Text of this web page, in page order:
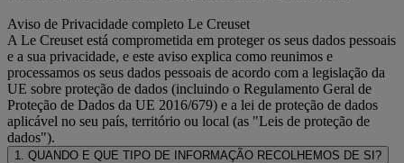
Aviso de Privacidade completo Le Creuset
A Le Creuset está comprometida em proteger os seus dados pessoais
e a sua privacidade, e este aviso explica como reunimos e
processamos os seus dados pessoais de acordo com a legislação da
UE sobre proteção de dados (incluindo o Regulamento Geral de
Proteção de Dados da UE 2016/679) e a lei de proteção de dados
aplicável no seu país, território ou local (as "Leis de proteção de
dados").
1. QUANDO E QUE TIPO DE INFORMAÇÃO RECOLHEMOS DE SI?